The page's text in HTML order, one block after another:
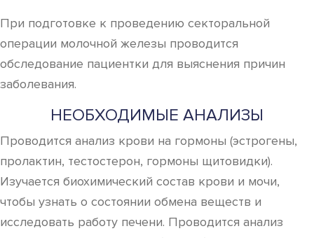
При подготовке к проведению секторальной
операции молочной железы проводится
обследование пациентки для выяснения причин
заболевания.
НЕОБХОДИМЫЕ АНАЛИЗЫ
Проводится анализ крови на гормоны (эстрогены,
пролактин, тестостерон, гормоны щитовидки).
Изучается биохимический состав крови и мочи,
чтобы узнать о состоянии обмена веществ и
исследовать работу печени. Проводится анализ